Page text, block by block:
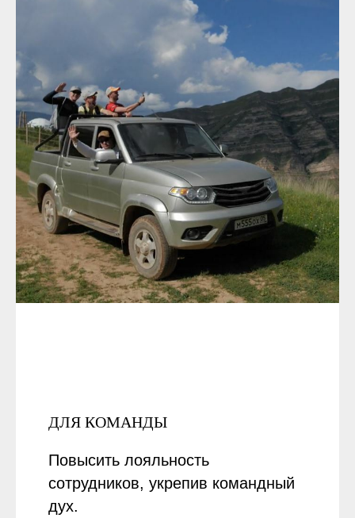
ДЛЯ КОМАНДЫ
Повысить лояльность
сотрудников, укрепив командный
дух.